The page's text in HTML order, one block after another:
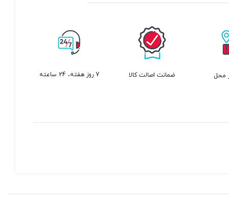
محل ضمانت اصالت کالا 7 روز هفته، 24 ساعته